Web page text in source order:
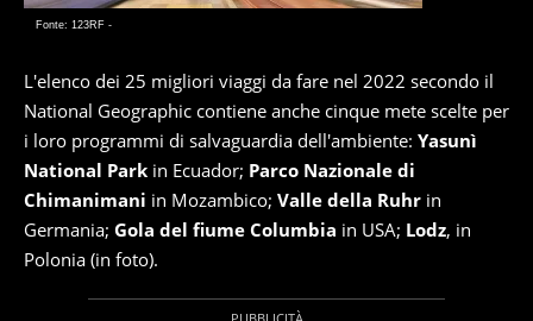
Fonte: 123RF -
L'elenco dei 25 migliori viaggi da fare nel 2022 secondo il
National Geographic contiene anche cinque mete scelte per
i loro programmi di salvaguardia dell'ambiente: Yasunì
National Park in Ecuador; Parco Nazionale di
Chimanimani in Mozambico; Valle della Ruhr in
Germania; Gola del fiume Columbia in USA; Lodz, in
Polonia (in foto).